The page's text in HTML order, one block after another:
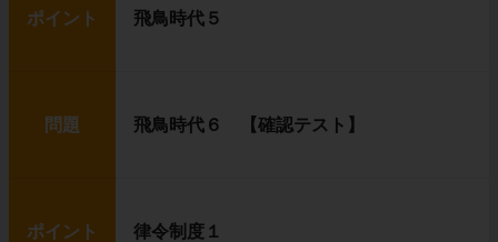
ポイント 飛鳥時代５
問題 飛鳥時代６ 【確認テスト】
ポイント 律令制度１